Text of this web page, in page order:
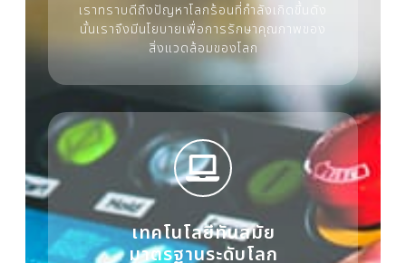
เราทราบดีถึงปัญหาโลกร้อนที่กำลังเกิดขึ้นดัง
นั้นเราจึงมีนโยบายเพื่อการรักษาคุณภาพของ
สิ่งแวดล้อมของโลก
เทคโนโลยีทันสมัย
มาตรฐานระดับโลก